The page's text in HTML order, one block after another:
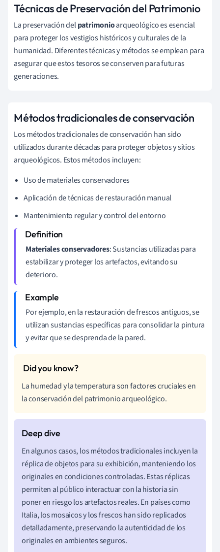
Técnicas de Preservación del Patrimonio
La preservación delpatrimonioarqueológico es esencial
para proteger los vestigios históricos y culturales de la
humanidad. Diferentes técnicas y métodos se emplean para
asegurar que estos tesoros se conserven para futuras
generaciones.
Métodos tradicionales de conservación
Los métodos tradicionales de conservación han sido
utilizados durante décadas para proteger objetos y sitios
arqueológicos. Estos métodos incluyen:
Uso de materiales conservadores
Aplicación de técnicas de restauración manual
Mantenimiento regular y control del entorno
Materiales conservadores: Sustancias utilizadas para
estabilizar y proteger los artefactos, evitando su
deterioro.
Por ejemplo, en la restauración de frescos antiguos, se
utilizan sustancias específicas para consolidar la pintura
y evitar que se desprenda de la pared.
La humedad y la temperatura son factores cruciales en
la conservación del patrimonio arqueológico.
En algunos casos, los métodos tradicionales incluyen la
réplica de objetos para su exhibición, manteniendo los
originales en condiciones controladas. Estas réplicas
permiten al público interactuar con la historia sin
poner en riesgo los artefactos reales. En países como
Italia, los mosaicos y los frescos han sido replicados
detalladamente, preservando la autenticidad de los
originales en ambientes seguros.